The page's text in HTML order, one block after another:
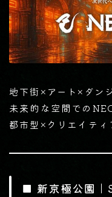
地下街×アート×ダン
未来的な空間での
都市型×クリエイティ
■ 新京極公園